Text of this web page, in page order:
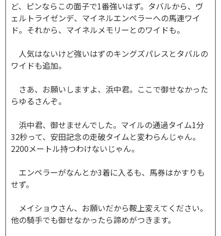
ど、ピンならこの面子で1番強いはず。タバルから、ヴ
ェルトライゼンデ、マイネルエンペラーへの馬連ワイ
ド。それから、マイネルメモリーとのワイドも。
人気はないけど強いはずのキングズパレスとタバルの
ワイドも追加。
さあ、お願いしますよ、浜中君。ここで御せなかった
らゆるさんぞ。
浜中君、御せませんでした。マイルの通過タイム1分
32秒って、安田記念の走破タイムと変わらんじゃん。
2200メートル持つわけないじゃん。
エンペラーがなんとか3着に入るも、馬券はかすりも
せず。
メイショウさん、お願いだから鞍上変えてください。
他の騎手でも御せなかったら諦めがつきます。